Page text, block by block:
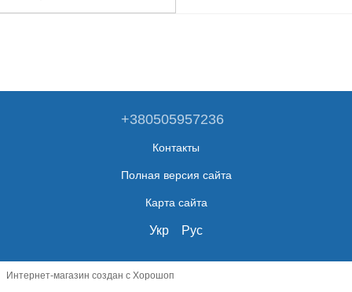
+380505957236
Контакты
Полная версия сайта
Карта сайта
Укр Рус
Интернет-магазин создан с Хорошоп